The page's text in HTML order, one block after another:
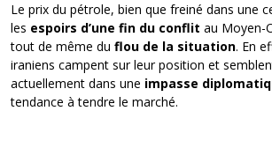
Le prix du pétrole, bien que freiné dans une
les espoirs d’une fin du conflit au Moyen-
tout de même du flou de la situation. En
iraniens campent sur leur position et
actuellement dans une impasse
tendance à tendre le marché.